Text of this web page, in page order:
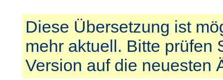
Diese Übersetzung ist
mehr aktuell. Bitte prüfen
Version auf die neuesten